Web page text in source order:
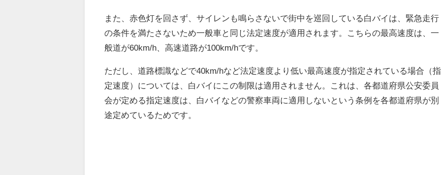
また、赤色灯を回さず、サイレンも鳴らさないで街中を巡回している白バイは、緊急走行
の条件を満たさないため一般車と同じ法定速度が適用されます。こちらの最高速度は、一
般道が60km/h、高速道路が100km/hです。
ただし、道路標識などで40km/hなど法定速度より低い最高速度が指定されている場合（指
定速度）については、白バイにこの制限は適用されません。これは、各都道府県公安委員
会が定める指定速度は、白バイなどの警察車両に適用しないという条例を各都道府県が別
途定めているためです。